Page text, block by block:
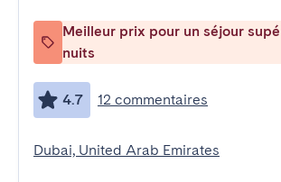
Meilleur prix pour un séjour
nuits
4.7 12 commentaires
Dubai, United Arab Emirates